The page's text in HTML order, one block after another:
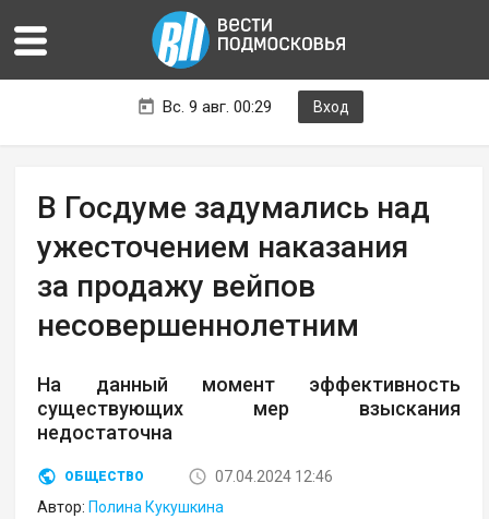
Вс. 9 авг. 00:29 Вход
В Госдуме задумались над
ужесточением наказания
за продажу вейпов
несовершеннолетним
На данный момент эффективность
существующих мер взыскания
недостаточна
ОБЩЕСТВО
07.04.2024 12:46
Автор: Полина Кукушкина